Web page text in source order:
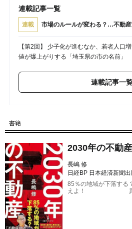
連載記事一覧
連載 市場のルールが変わる？…不動
【第2回】 少子化が進むなか、若者人口
値が爆上がりする「埼玉県の市の名前」
連載記事一
書籍
2030年の不動産
長嶋 修
日経BP 日本経済新聞出
85％の地域が下落す
えよ！ 異